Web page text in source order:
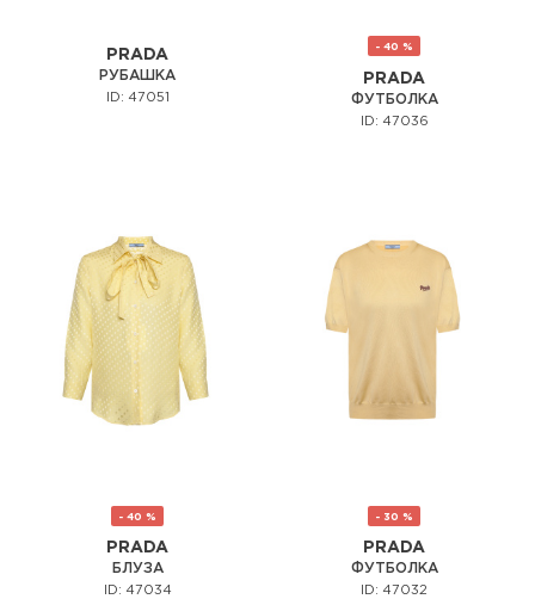
PRADA
РУБАШКА
ID: 47051
- 40 %
PRADA
ФУТБОЛКА
ID: 47036
- 40 %
PRADA
БЛУЗА
ID: 47034
- 30 %
PRADA
ФУТБОЛКА
ID: 47032